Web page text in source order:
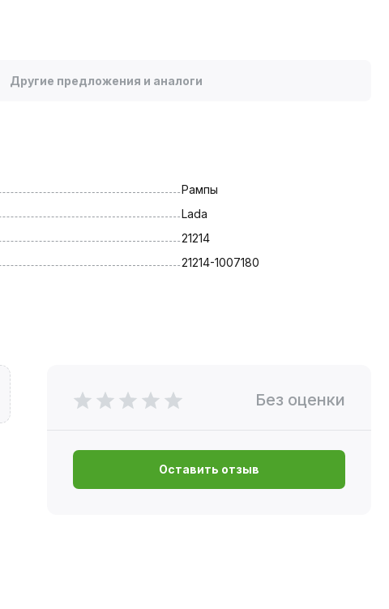
Другие предложения и аналоги
Рампы
Lada
21214
21214-1007180
Без оценки
Оставить отзыв